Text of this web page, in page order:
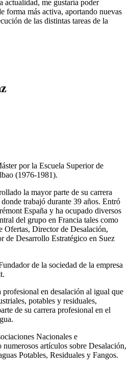
actualidad, me gustaría poder
forma más activa, aportando nuevas
de las distintas tareas de la
por la Escuela Superior de
(1976-1981).
la mayor parte de su carrera
trabajó durante 39 años. Entró
España y ha ocupado diversos
del grupo en Francia tales como
Director de Desalación,
de Desarrollo Estratégico en Suez
de la sociedad de la empresa
en desalación al igual que
potables y residuales,
de su carrera profesional en el
Nacionales e
artículos sobre Desalación,
Potables, Residuales y Fangos.